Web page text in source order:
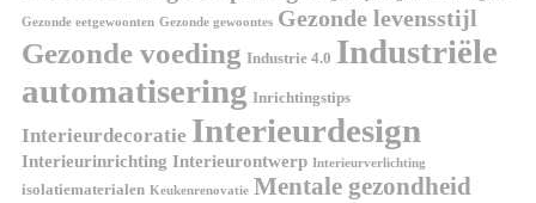
Gezonde eetgewoonten Gezonde gewoontes Gezonde levensstijl
Gezonde voeding Industrie 4.0 Industriële
automatisering Inrichtingstips
Interieurdecoratie Interieurdesign
Interieurinrichting Interieurontwerp Interieurverlichting
isolatiematerialen Keukenrenovatie Mentale gezondheid